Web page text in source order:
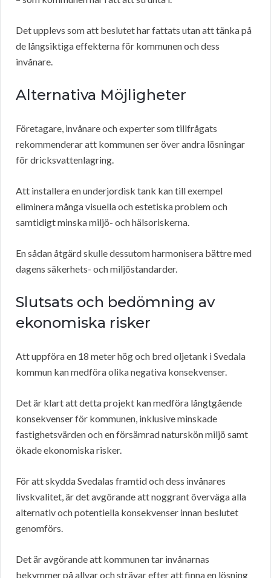
Det upplevs som att beslutet har fattats utan att tänka på
de långsiktiga effekterna för kommunen och dess
invånare.
Alternativa Möjligheter
Företagare, invånare och experter som tillfrågats
rekommenderar att kommunen ser över andra lösningar
för dricksvattenlagring.
Att installera en underjordisk tank kan till exempel
eliminera många visuella och estetiska problem och
samtidigt minska miljö- och hälsoriskerna.
En sådan åtgärd skulle dessutom harmonisera bättre med
dagens säkerhets- och miljöstandarder.
Slutsats och bedömning av
ekonomiska risker
Att uppföra en 18 meter hög och bred oljetank i Svedala
kommun kan medföra olika negativa konsekvenser.
Det är klart att detta projekt kan medföra långtgående
konsekvenser för kommunen, inklusive minskade
fastighetsvärden och en försämrad naturskön miljö samt
ökade ekonomiska risker.
För att skydda Svedalas framtid och dess invånares
livskvalitet, är det avgörande att noggrant överväga alla
alternativ och potentiella konsekvenser innan beslutet
genomförs.
Det är avgörande att kommunen tar invånarnas
bekymmer på allvar och strävar efter att finna en lösning